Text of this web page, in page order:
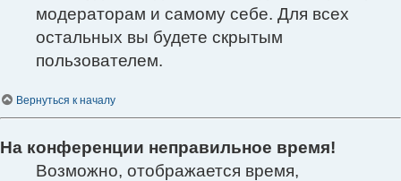
модераторам и самому себе. Для всех
остальных вы будете скрытым
пользователем.
Вернуться к началу
На конференции неправильное время!
Возможно, отображается время,